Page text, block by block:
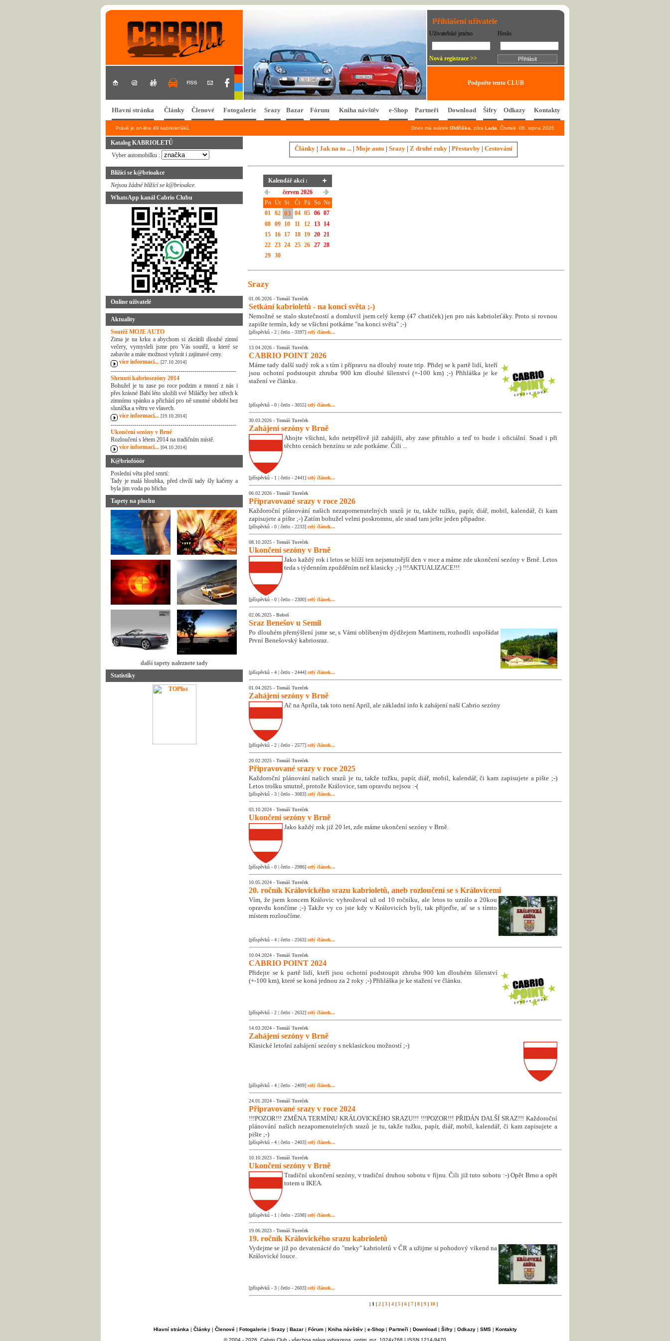
Přihlášení uživatele
Uživatelské jméno Heslo
Nová registrace >>
Podpořte tento CLUB
Hlavní stránka Články Členové Fotogalerie Srazy Bazar Fórum Kniha návštěv e-Shop Partneři Download Šifry Odkazy Kontakty
Právě je on-line 49 kabrioleťáků. Dnes má svátek Oldřiška , zítra Lada . Čtvrtek 06. srpna 2026
Katalog KABRIOLETŮ
Vyber automobilku :
Blížící se k@brioakce
Nejsou žádné blížící se k@brioakce.
WhatsApp kanál Cabrio Clubu
Online uživatelé
Aktuality
Soutěž MOJE AUTO
Zima je na krku a abychom si zkrátili dlouhé zimní
večery, vymysleli jsme pro Vás soutěž, u které se
zabavíte a máte možnost vyhrát i zajímavé ceny.
více informací... [27.10.2014]
---------------------------------------------------------------
Shrnutí kabriosezóny 2014
Bohužel je tu zase po roce podzim a mnozí z nás i
přes krásné Babí léto uložili své Miláčky bez střech k
zimnímu spánku a přichází pro ně smutné období bez
sluníčka a větru ve vlasech.
více informací... [19.10.2014]
---------------------------------------------------------------
Ukončení sezóny v Brně
Rozloučení s létem 2014 na tradičním místě.
více informací... [04.10.2014]
K@briofóóór
Poslední věta před smrtí:
Tady je malá hloubka, před chvílí tady šly kačeny a
byla jim voda po břicho
Tapety na plochu
další tapety naleznete tady
Statistiky
Články | Jak na to ... | Moje auto | Srazy | Z druhé ruky | Přestavby | Cestování
Kalendář akcí :
červen 2026
Po Út St Čt Pá So Ne
01 02 03 04 05 06 07
08 09 10 11 12 13 14
15
16 17 18 19 20 21
22 23 24 25 26 27 28
29 30
Srazy
01.06.2026 - Tomáš Tureček
Setkání kabrioletů - na konci světa ;-)
Nemožné se stalo skutečností a domluvil jsem celý kemp (47 chatiček) jen pro nás kabrioleťáky. Proto si rovnou
zapište termín, kdy se všichni potkáme "na konci světa" ;-)
[příspěvků - 2 | četlo - 3397] celý článek...
13.04.2026 - Tomáš Tureček
CABRIO POINT 2026
Máme tady další sudý rok a s tím i přípravu na dlouhý route trip. Přidej se k partě lidí, kteří
jsou ochotní podstoupit zhruba 900 km dlouhé šílenství (+-100 km) ;-) Přihláška je ke
stažení ve článku.
[příspěvků - 0 | četlo - 3055] celý článek...
30.03.2026 - Tomáš Tureček
Zahájení sezóny v Brně
Ahojte všichni, kdo netrpělivě již zahájili, aby zase přituhlo a teď to bude i oficiální. Snad i při
těchto cenách benzínu se zde potkáme. Čili ...
[příspěvků - 1 | četlo - 2441] celý článek...
06.02.2026 - Tomáš Tureček
Připravované srazy v roce 2026
Každoroční plánování našich nezapomenutelných srazů je tu, takže tužku, papír, diář, mobil, kalendář, či kam
zapisujete a pište ;-) Zatím bohužel velmi poskromnu, ale snad tam ješte jeden připadne.
[příspěvků - 0 | četlo - 2233] celý článek...
08.10.2025 - Tomáš Tureček
Ukončení sezóny v Brně
Jako každý rok i letos se blíží ten nejsmutnější den v roce a máme zde ukončení sezóny v Brně. Letos
teda s týdenním zpožděním než klasicky ;-) !!!AKTUALIZACE!!!
[příspěvků - 0 | četlo - 2300] celý článek...
02.06.2025 - Bobeš
Sraz Benešov u Semil
Po dlouhém přemýšlení jsme se, s Vámi oblíbeným dýdžejem Martinem, rozhodli uspořádat
První Benešovský kabriosraz.
[příspěvků - 4 | četlo - 2444] celý článek...
01.04.2025 - Tomáš Tureček
Zahájení sezóny v Brně
Ač na Apríla, tak toto není Apríl, ale základní info k zahájení naší Cabrio sezóny
[příspěvků - 2 | četlo - 2577] celý článek...
20.02.2025 - Tomáš Tureček
Připravované srazy v roce 2025
Každoroční plánování našich srazů je tu, takže tužku, papír, diář, mobil, kalendář, či kam zapisujete a pište ;-)
Letos trošku smutně, protože Královice, tam opravdu nejsou :-(
[příspěvků - 3 | četlo - 3083] celý článek...
03.10.2024 - Tomáš Tureček
Ukončení sezóny v Brně
Jako každý rok již 20 let, zde máme ukončení sezóny v Brně.
[příspěvků - 0 | četlo - 2986] celý článek...
10.05.2024 - Tomáš Tureček
20. ročník Královického srazu kabrioletů, aneb rozloučení se s Královicemi
Vím, že jsem koncem Královic vyhrožoval už od 10 ročníku, ale letos to uzrálo a 20kou
opravdu končíme ;-) Takže vy co jste kdy v Královicích byli, tak přijeďte, ať se s tímto
místem rozloučíme.
[příspěvků - 4 | četlo - 2563] celý článek...
10.04.2024 - Tomáš Tureček
CABRIO POINT 2024
Přidejte se k partě lidí, kteří jsou ochotní podstoupit zhruba 900 km dlouhém šílenství
(+-100 km), které se koná jednou za 2 roky ;-) Přihláška je ke stažení ve článku.
[příspěvků - 2 | četlo - 2632] celý článek...
14.03.2024 - Tomáš Tureček
Zahájení sezóny v Brně
Klasické letošní zahájení sezóny s neklasickou možností ;-)
[příspěvků - 4 | četlo - 2409] celý článek...
24.01.2024 - Tomáš Tureček
Připravované srazy v roce 2024
!!!POZOR!!! ZMĚNA TERMÍNU KRÁLOVICKÉHO SRAZU!!! !!!POZOR!!! PŘIDÁN DALŠÍ SRAZ!!! Každoroční
plánování našich nezapomenutelných srazů je tu, takže tužku, papír, diář, mobil, kalendář, či kam zapisujete a
pište ;-)
[příspěvků - 4 | četlo - 2403] celý článek...
10.10.2023 - Tomáš Tureček
Ukončení sezóny v Brně
Tradiční ukončení sezóny, v tradiční druhou sobotu v říjnu. Čili již tuto sobotu :-) Opět Brno a opět
totem u IKEA.
[příspěvků - 1 | četlo - 2598] celý článek...
19.06.2023 - Tomáš Tureček
19. ročník Královického srazu kabrioletů
Vydejme se již po devatenácté do "meky" kabrioletů v ČR a užijme si pohodový víkend na
Královické louce.
[příspěvků - 3 | četlo - 2603] celý článek...
| 1 | 2 | 3 | 4 | 5 | 6 | 7 | 8 | 9 | 10 |
Hlavní stránka | Články| Členové| Fotogalerie| Srazy| Bazar| Fórum| Kniha návštěv| e-Shop| Partneři | Download| Šifry| Odkazy| SMS| Kontakty
© 2004 - 2026, Cabrio Club - všechna práva vyhrazena, optim. roz. 1024x768 | ISSN 1214-9470